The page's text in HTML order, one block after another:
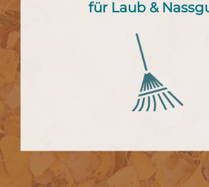
für Laub &